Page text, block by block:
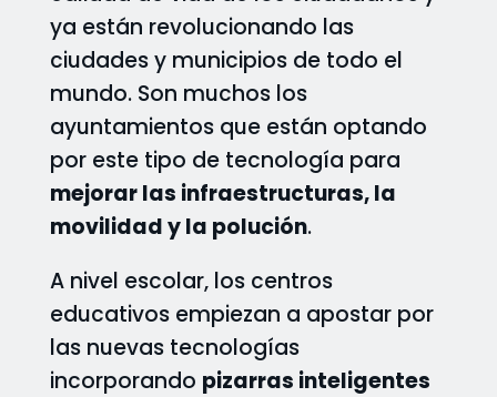
ya están revolucionando las
ciudades y municipios de todo el
mundo. Son muchos los
ayuntamientos que están optando
por este tipo de tecnología para
mejorar las infraestructuras, la
movilidad y la polución.
A nivel escolar, los centros
educativos empiezan a apostar por
las nuevas tecnologías
incorporando pizarras inteligentes